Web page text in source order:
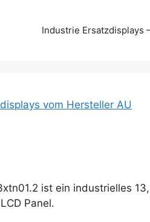
Industrie Ersatzdisplays
vom Hersteller AU
ist ein industrielles
Panel.